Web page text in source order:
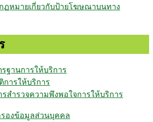
ฏหมายเกี่ยวกับป้ายโฆษณาบนทาง
ฐานการให้บริการ
การให้บริการ
รสำรวจความพึงพอใจการให้บริการ
องข้อมูลส่วนบุคคล